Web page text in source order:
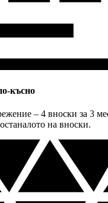
късно
– 4 вноски за 3
на вноски.